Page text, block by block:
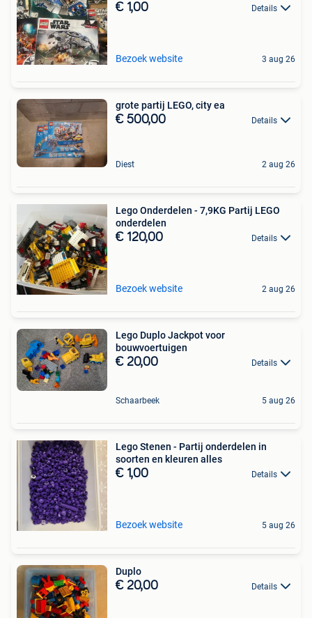
€ 1,00 Details
Bezoek website 3 aug 26
grote partij LEGO, city ea
€ 500,00 Details
Diest 2 aug 26
Lego Onderdelen - 7,9KG Partij LEGO
onderdelen
€ 120,00 Details
Bezoek website 2 aug 26
Lego Duplo Jackpot voor
bouwvoertuigen
€ 20,00 Details
Schaarbeek 5 aug 26
Lego Stenen - Partij onderdelen in
soorten en kleuren alles
€ 1,00 Details
Bezoek website 5 aug 26
Duplo
€ 20,00 Details